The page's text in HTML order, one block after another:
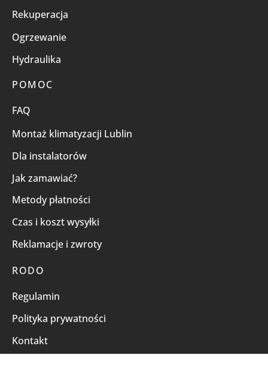
Rekuperacja
Ogrzewanie
Hydraulika
POMOC
FAQ
Montaż klimatyzacji Lublin
Dla instalatorów
Jak zamawiać?
Metody płatności
Czas i koszt wysyłki
Reklamacje i zwroty
RODO
Regulamin
Polityka prywatności
Kontakt